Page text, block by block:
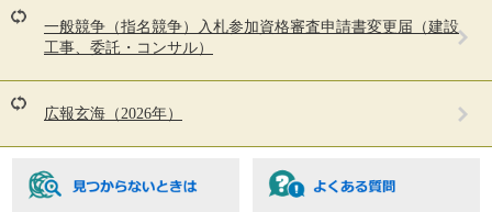
ペ
見
一般競争（指名競争）入札参加資格審査申請書変更届（建設
工事、委託・コンサル）
広報玄海（2026年）